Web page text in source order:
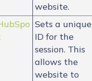
website.
Sets a unique
ID for the
session. This
allows the
website to